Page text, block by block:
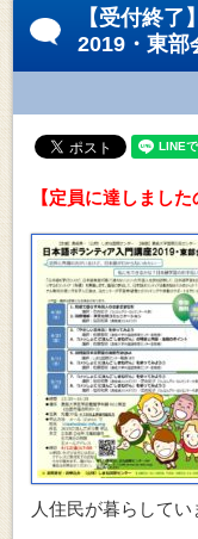
【受付終
2019・東部
【定員に達しまし
人住民が暮らしてい